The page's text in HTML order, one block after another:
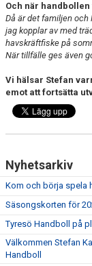
Och när
Då är det familjen och
jag kopplar av med
havskräftfiske på
När tillfälle ges även
Vi hälsar Stefan
emot att fortsätta
Nyhetsarkiv
Kom och börja spela
Säsongskorten för
Tyresö Handboll på
Välkommen Stefan
Handboll